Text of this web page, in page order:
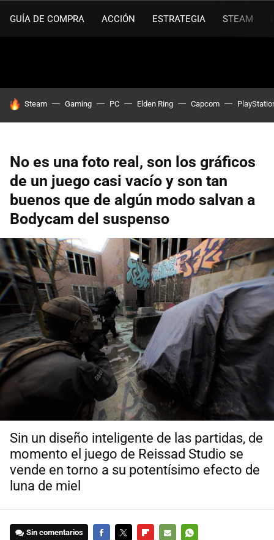
GUÍA DE COMPRA ACCIÓN ESTRATEGIA STEAM
HOY SE HABLA DE
Steam Gaming PC Elden Ring Capcom
No es una foto real, son los gráficos
de un juego casi vacío y son tan
buenos que de algún modo salvan a
Bodycam del suspenso
Sin un diseño inteligente de las partidas, de
momento el juego de Reissad Studio se
vende en torno a su potentísimo efecto de
luna de miel
Sin comentarios